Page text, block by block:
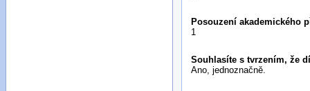
Posouzení akademického
1
Souhlasíte s tvrzením, že
Ano, jednoznačně.